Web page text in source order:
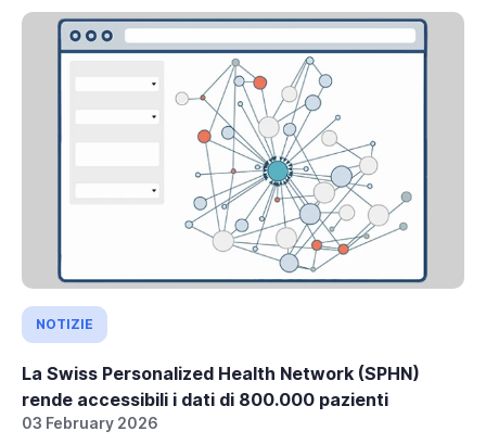
NOTIZIE
La Swiss Personalized Health Network (SPHN)
rende accessibili i dati di 800.000 pazienti
03 February 2026